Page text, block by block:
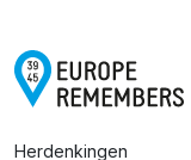
Herdenkingen